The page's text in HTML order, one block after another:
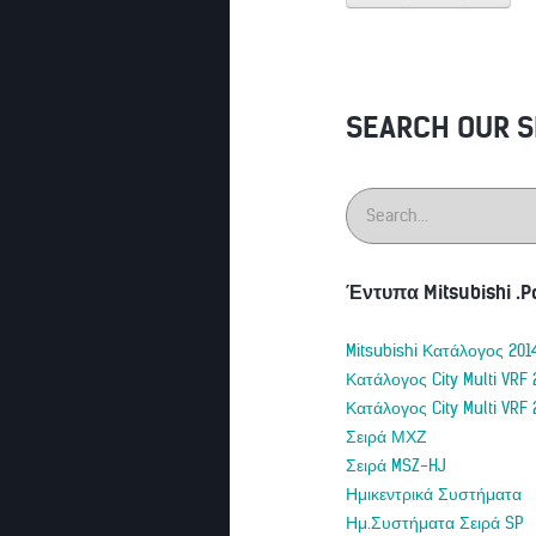
SEARCH OUR
Έντυπα Mitsubishi
Mitsubishi Κατάλογος
Κατάλογος City Multi VRF
Κατάλογος City Multi VRF
Σειρά ΜΧΖ
Σειρά MSZ-HJ
Ημικεντρικά Συστήματα
Ημ.Συστήματα Σειρά SP